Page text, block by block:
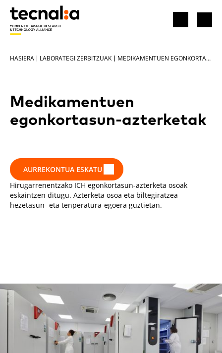
HASIERA LABORATEGI ZERBITZUAK MEDIKAMENTUEN EGONKORTASUN-AZTERKETAK
Medikamentuen
egonkortasun-azterketak
AURREKONTUA ESKATU
Hirugarrenentzako ICH egonkortasun-azterketa osoak
eskaintzen ditugu. Azterketa osoa eta biltegiratzea
hezetasun- eta tenperatura-egoera guztietan.